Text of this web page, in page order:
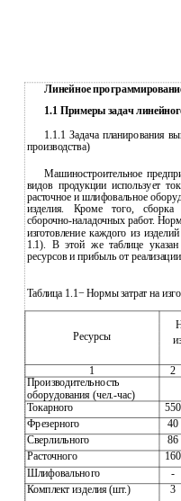
Линейное
1.1 Примеры задач
1.1.1 Задача планирования
производства)
Машиностроительное
видов продукции использует
расточное и шлифовальное
изделия. Кроме того, сборка
сборочно-наладочных работ.
изготовление каждого из
1.1). В этой же таблице
ресурсов и прибыль от
Таблица 1.1− Нормы затрат на
Ресурсы
1
2
Производительность
оборудования (чел.-час)
Токарного
550
Фрезерного 40
Сверлильного 86
Расточного
160
Шлифовального -
Комплект изделия (шт.) 3